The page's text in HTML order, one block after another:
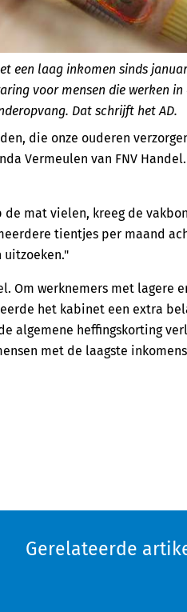
een laag inkomen sinds
voor mensen die werken in
Dat schrijft het AD.
die onze ouderen
Vermeulen van FNV
mat vielen, kreeg de
tientjes per maand
uitzoeken."
Om werknemers met lagere
het kabinet een extra
algemene heffingskorting
met de laagste
Gerelateerde